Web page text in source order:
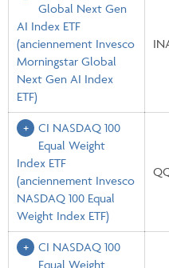
Global Next Gen
AI Index ETF
(anciennement Invesco
Morningstar Global
Next Gen AI Index
ETF)
CI NASDAQ 100
Equal Weight
Index ETF
(anciennement Invesco
NASDAQ 100 Equal
Weight Index ETF)
CI NASDAQ 100
Equal Weight